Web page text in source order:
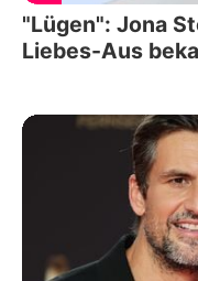
"Lügen": Jona
Liebes-Aus